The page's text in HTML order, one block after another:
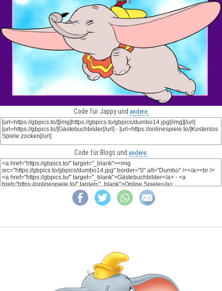
Code für Jappy und andere:
Code für Blogs und andere: